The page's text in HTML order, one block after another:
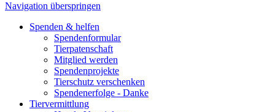
Navigation überspringen
Spenden & helfen
Spendenformular
Tierpatenschaft
Mitglied werden
Spendenprojekte
Tierschutz verschenken
Spendenerfolge - Danke
Tiervermittlung